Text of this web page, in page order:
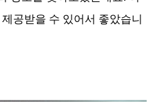
공받을 수 있어서 좋았습니